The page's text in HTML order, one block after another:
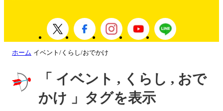
ホーム イベント/くらし/おでかけ
「 イベント , くらし , おで
かけ 」タグを表示